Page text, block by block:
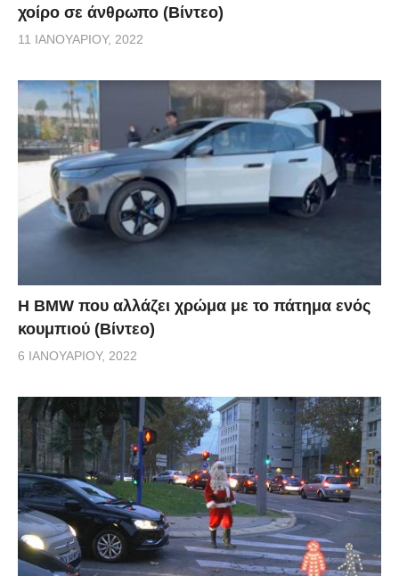
χοίρο σε άνθρωπο (Βίντεο)
11 ΙΑΝΟΥΑΡΊΟΥ, 2022
Η BMW που αλλάζει χρώμα με το πάτημα ενός
κουμπιού (Βίντεο)
6 ΙΑΝΟΥΑΡΊΟΥ, 2022